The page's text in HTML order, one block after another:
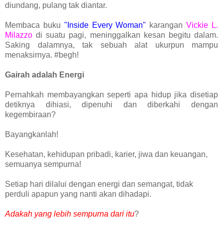
diundang, pulang tak diantar.
Membaca buku "Inside Every Woman" karanganVickie L.
Milazzo di suatu pagi, meninggalkan kesan begitu dalam.
Saking dalamnya, tak sebuah alat ukurpun mampu
menaksirnya. #begh!
Gairah adalah Energi
Pernahkah membayangkan seperti apa hidup jika disetiap
detiknya dihiasi, dipenuhi dan diberkahi dengan
kegembiraan?
Bayangkanlah!
Kesehatan, kehidupan pribadi, karier, jiwa dan keuangan,
semuanya sempurna!
Setiap hari dilalui dengan energi dan semangat, tidak
perduli apapun yang nanti akan dihadapi.
Adakah yang lebih sempurna dari itu?